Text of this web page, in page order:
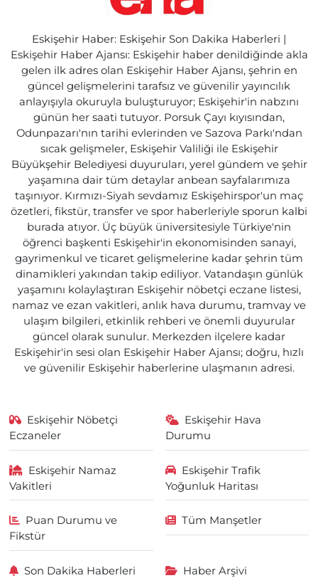
Eskişehir Haber: Eskişehir Son Dakika Haberleri |
Eskişehir Haber Ajansı: Eskişehir haber denildiğinde akla
gelen ilk adres olan Eskişehir Haber Ajansı, şehrin en
güncel gelişmelerini tarafsız ve güvenilir yayıncılık
anlayışıyla okuruyla buluşturuyor; Eskişehir'in nabzını
günün her saati tutuyor. Porsuk Çayı kıyısından,
Odunpazarı'nın tarihi evlerinden ve Sazova Parkı'ndan
sıcak gelişmeler, Eskişehir Valiliği ile Eskişehir
Büyükşehir Belediyesi duyuruları, yerel gündem ve şehir
yaşamına dair tüm detaylar anbean sayfalarımıza
taşınıyor. Kırmızı-Siyah sevdamız Eskişehirspor'un maç
özetleri, fikstür, transfer ve spor haberleriyle sporun kalbi
burada atıyor. Üç büyük üniversitesiyle Türkiye'nin
öğrenci başkenti Eskişehir'in ekonomisinden sanayi,
gayrimenkul ve ticaret gelişmelerine kadar şehrin tüm
dinamikleri yakından takip ediliyor. Vatandaşın günlük
yaşamını kolaylaştıran Eskişehir nöbetçi eczane listesi,
namaz ve ezan vakitleri, anlık hava durumu, tramvay ve
ulaşım bilgileri, etkinlik rehberi ve önemli duyurular
güncel olarak sunulur. Merkezden ilçelere kadar
Eskişehir'in sesi olan Eskişehir Haber Ajansı; doğru, hızlı
ve güvenilir Eskişehir haberlerine ulaşmanın adresi.
Eskişehir Nöbetçi
Eczaneler
Eskişehir Hava
Durumu
Eskişehir Namaz
Vakitleri
Eskişehir Trafik
Yoğunluk Haritası
Puan Durumu ve
Fikstür
Tüm Manşetler
Son Dakika Haberleri Haber Arşivi